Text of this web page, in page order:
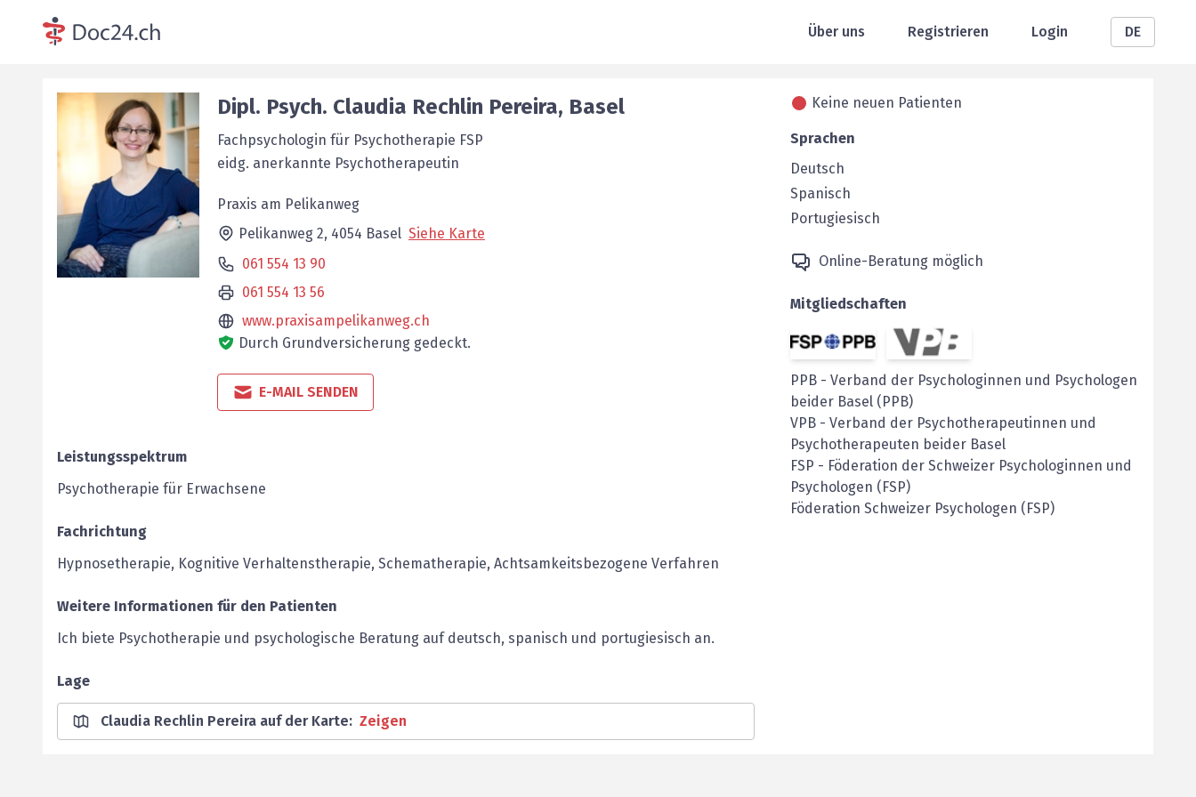
Über uns Registrieren Login DE
Dipl. Psych. Claudia Rechlin Pereira, Basel
Fachpsychologin für Psychotherapie FSP
­eidg. anerkannte Psychotherapeutin
Praxis am Pelikanweg
Pelikanweg 2, 4054 Basel Siehe Karte
061 554 13 90
061 554 13 56
www.praxisampelikanweg.ch
Durch Grundversicherung gedeckt.
E-MAIL SENDEN
Leistungsspektrum
Psychotherapie für Erwachsene
Fachrichtung
Hypnosetherapie, Kognitive Verhaltenstherapie, Schematherapie, Achtsamkeitsbezogene Verfahren
Weitere Informationen für den Patienten
Ich biete Psychotherapie und psychologische Beratung auf deutsch, spanisch und portugiesisch an.
Lage
Claudia Rechlin Pereira auf der Karte: Zeigen
Keine neuen Patienten
Sprachen
Deutsch
Spanisch
Portugiesisch
Online-Beratung möglich
Mitgliedschaften
PPB - Verband der Psychologinnen und Psychologen
beider Basel (PPB)
VPB - Verband der Psychotherapeutinnen und
Psychotherapeuten beider Basel
FSP - Föderation der Schweizer Psychologinnen und
Psychologen (FSP)
Föderation Schweizer Psychologen (FSP)